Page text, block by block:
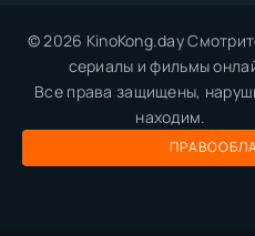
© 2026 KinoKong.day
сериалы и фильмы
Все права защищены,
находим.